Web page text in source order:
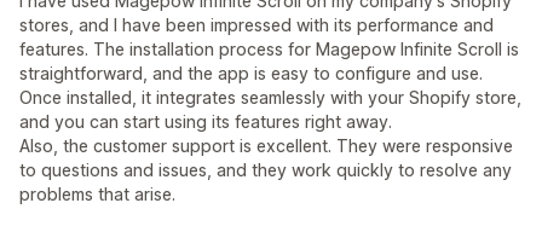
stores, and I have been impressed with its performance and
features. The installation process for Magepow Infinite Scroll is
straightforward, and the app is easy to configure and use.
Once installed, it integrates seamlessly with your Shopify store,
and you can start using its features right away.
Also, the customer support is excellent. They were responsive
to questions and issues, and they work quickly to resolve any
problems that arise.